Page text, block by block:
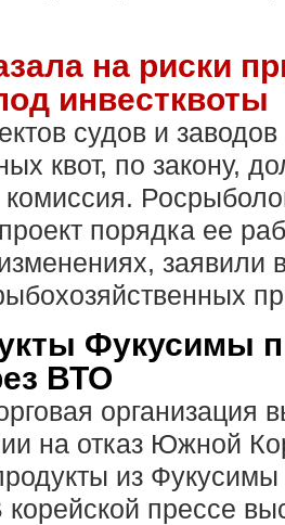
на риски
инвестквоты
судов и
квот, по закону,
порядка ее
заявили
Фукусимы
ВТО
организация
на отказ Южной
из
прессе